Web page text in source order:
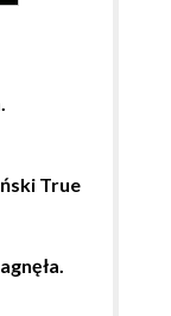
True